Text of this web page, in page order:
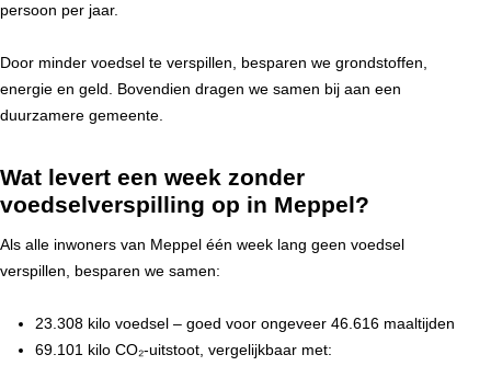
persoon per jaar.
Door minder voedsel te verspillen, besparen we grondstoffen,
energie en geld. Bovendien dragen we samen bij aan een
duurzamere gemeente.
Wat levert een week zonder
voedselverspilling op in Meppel?
Als alle inwoners van Meppel één week lang geen voedsel
verspillen, besparen we samen:
23.308 kilo voedsel – goed voor ongeveer 46.616 maaltijden
69.101 kilo CO₂-uitstoot, vergelijkbaar met: